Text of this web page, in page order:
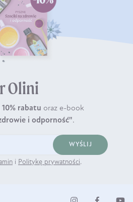
Olini
10% rabatu oraz e-book
i odporność".
WYŚLIJ
i Politykę prywatności.